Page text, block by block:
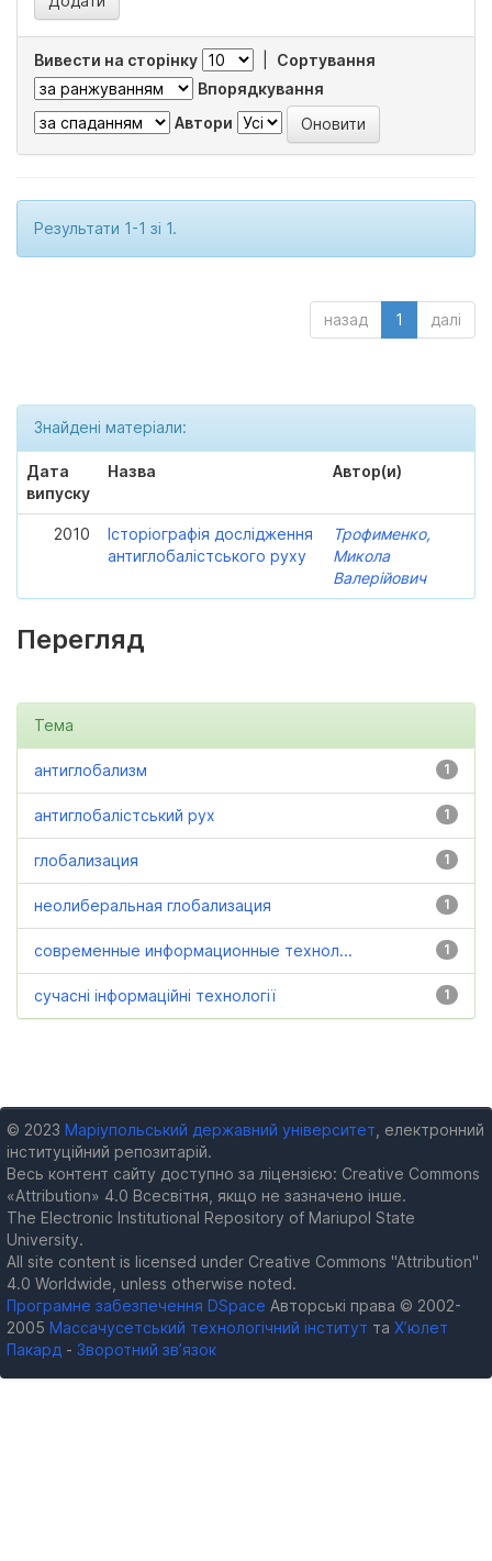
Вивести на сторінку
Сортування
Впорядкування
Автори
Результати 1-1 зі 1.
назад 1 далі
Знайдені матеріали:
Дата
випуску
Назва Автор(и)
2010
Історіографія дослідження
антиглобалістського руху
Трофименко,
Микола
Валерійович
Перегляд
Тема
1
антиглобализм
1
антиглобалістський рух
1
глобализация
1
неолиберальная глобализация
1
современные информационные технол...
1
сучасні інформаційні технології
© 2023 Маріупольський державний університет , електронний
інституційний репозитарій.
Весь контент сайту доступно за ліцензією: Creative Commons
«Attribution» 4.0 Всесвітня, якщо не зазначено інше.
The Electronic Institutional Repository of Mariupol State
University.
All site content is licensed under Creative Commons "Attribution"
4.0 Worldwide, unless otherwise noted.
Програмне забезпечення DSpace Авторські права © 2002-
2005 Массачусетський технологічний інститут та Х’юлет
Пакард - Зворотний зв’язок